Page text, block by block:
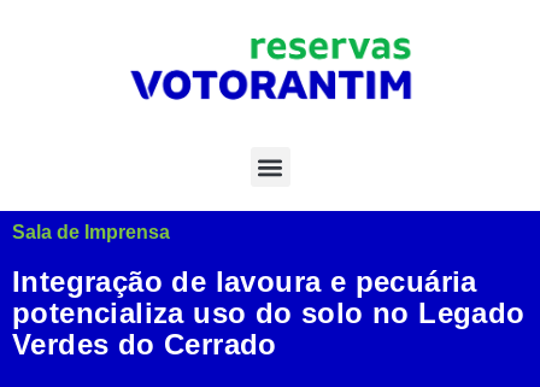
Sala de Imprensa
Integração de lavoura e pecuária
potencializa uso do solo no Legado
Verdes do Cerrado